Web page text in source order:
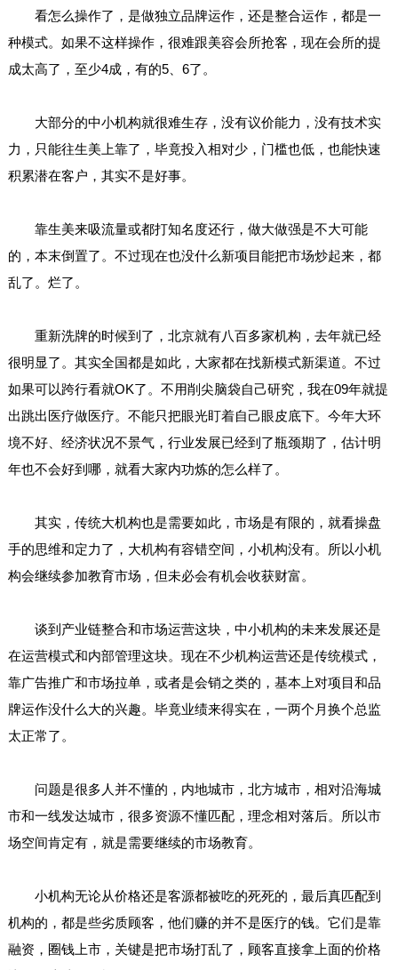
看怎么操作了，是做独立品牌运作，还是整合运作，都是一
种模式。如果不这样操作，很难跟美容会所抢客，现在会所的提
成太高了，至少4成，有的5、6了。
大部分的中小机构就很难生存，没有议价能力，没有技术实
力，只能往生美上靠了，毕竟投入相对少，门槛也低，也能快速
积累潜在客户，其实不是好事。
靠生美来吸流量或都打知名度还行，做大做强是不大可能
的，本末倒置了。不过现在也没什么新项目能把市场炒起来，都
乱了。烂了。
重新洗牌的时候到了，北京就有八百多家机构，去年就已经
很明显了。其实全国都是如此，大家都在找新模式新渠道。不过
如果可以跨行看就OK了。不用削尖脑袋自己研究，我在09年就提
出跳出医疗做医疗。不能只把眼光盯着自己眼皮底下。今年大环
境不好、经济状况不景气，行业发展已经到了瓶颈期了，估计明
年也不会好到哪，就看大家内功炼的怎么样了。
其实，传统大机构也是需要如此，市场是有限的，就看操盘
手的思维和定力了，大机构有容错空间，小机构没有。所以小机
构会继续参加教育市场，但未必会有机会收获财富。
谈到产业链整合和市场运营这块，中小机构的未来发展还是
在运营模式和内部管理这块。现在不少机构运营还是传统模式，
靠广告推广和市场拉单，或者是会销之类的，基本上对项目和品
牌运作没什么大的兴趣。毕竟业绩来得实在，一两个月换个总监
太正常了。
问题是很多人并不懂的，内地城市，北方城市，相对沿海城
市和一线发达城市，很多资源不懂匹配，理念相对落后。所以市
场空间肯定有，就是需要继续的市场教育。
小机构无论从价格还是客源都被吃的死死的，最后真匹配到
机构的，都是些劣质顾客，他们赚的并不是医疗的钱。它们是靠
融资，圈钱上市，关键是把市场打乱了，顾客直接拿上面的价格